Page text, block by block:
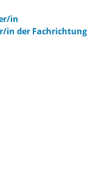
in
in der Fachrichtung